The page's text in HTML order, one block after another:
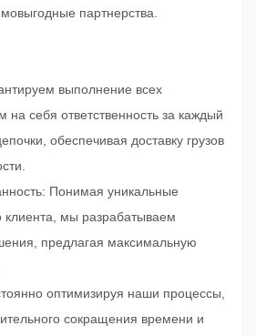
партнерства.
выполнение всех
на себя ответственность за каждый
обеспечивая доставку грузов
Понимая уникальные
клиента, мы разрабатываем
предлагая максимальную
оптимизируя наши процессы,
сокращения времени и